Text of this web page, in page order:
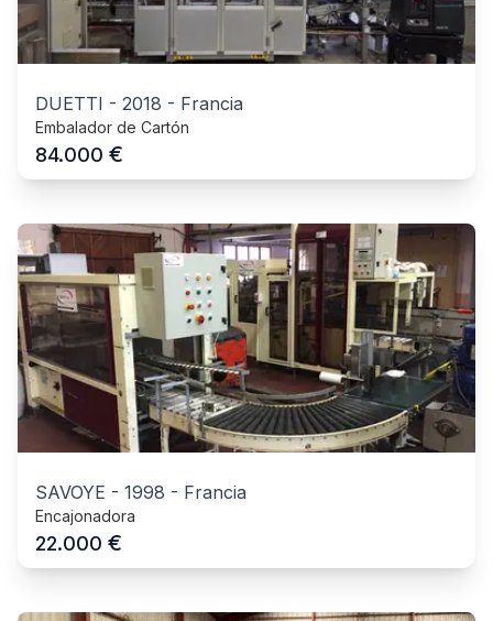
DUETTI - 2018 - Francia
Embalador de Cartón
84.000 €
SAVOYE - 1998 - Francia
Encajonadora
22.000 €